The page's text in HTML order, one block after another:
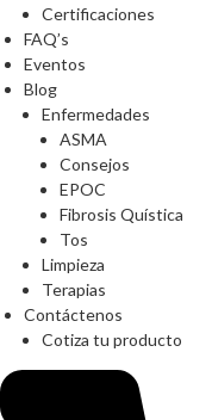
Certificaciones
FAQ’s
Eventos
Blog
Enfermedades
ASMA
Consejos
EPOC
Fibrosis Quística
Tos
Limpieza
Terapias
Contáctenos
Cotiza tu producto